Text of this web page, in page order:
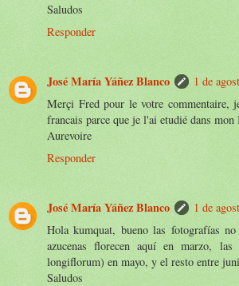
Saludos
Responder
José María Yáñez Blanco
1 de
Merçi Fred pour le votre commentaire,
francais parce que je l'ai etudié dans mon
Aurevoire
Responder
José María Yáñez Blanco
1 de
Hola kumquat, bueno las fotografías
azucenas florecen aquí en marzo,
longiflorum) en mayo, y el resto entre
Saludos